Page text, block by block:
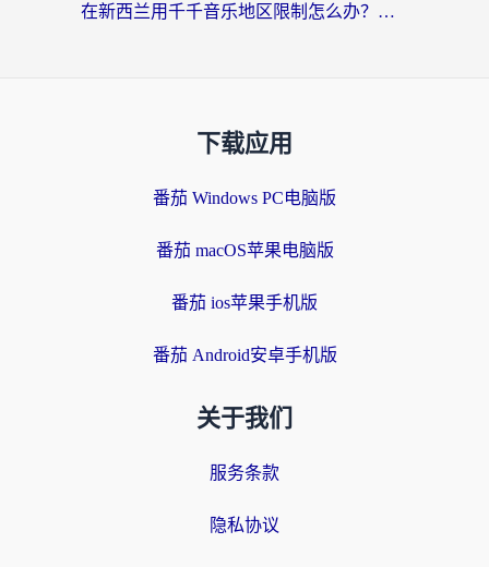
在新西兰用千千音乐地区限制怎么办？海外华人必备的回国加速解决方案
下载应用
番茄 Windows PC电脑版
番茄 macOS苹果电脑版
番茄 ios苹果手机版
番茄 Android安卓手机版
关于我们
服务条款
隐私协议